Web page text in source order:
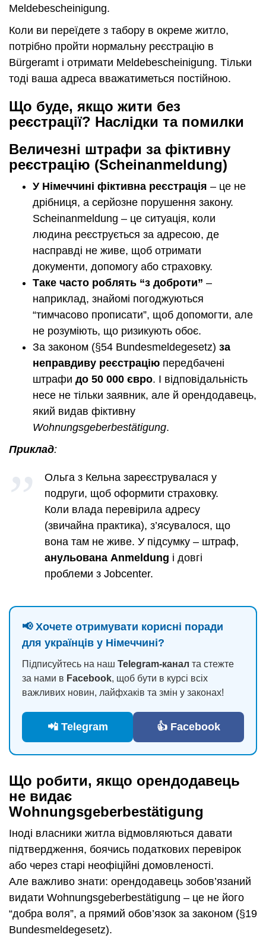
Meldebescheinigung.
Коли ви переїдете з табору в окреме житло,
потрібно пройти нормальну реєстрацію в
Bürgeramt і отримати Meldebescheinigung. Тільки
тоді ваша адреса вважатиметься постійною.
Що буде, якщо жити без
реєстрації? Наслідки та помилки
Величезні штрафи за фіктивну
реєстрацію (Scheinanmeldung)
У Німеччині фіктивна реєстрація – це не
дрібниця, а серйозне порушення закону.
Scheinanmeldung – це ситуація, коли
людина реєструється за адресою, де
насправді не живе, щоб отримати
документи, допомогу або страховку.
Таке часто роблять “з доброти” –
наприклад, знайомі погоджуються
“тимчасово прописати”, щоб допомогти, але
не розуміють, що ризикують обоє.
За законом (§54 Bundesmeldegesetz) за
неправдиву реєстрацію передбачені
штрафи до 50 000 євро. І відповідальність
несе не тільки заявник, але й орендодавець,
який видав фіктивну
Wohnungsgeberbestätigung.
Приклад:
Ольга з Кельна зареєструвалася у
подруги, щоб оформити страховку.
Коли влада перевірила адресу
(звичайна практика), з’ясувалося, що
вона там не живе. У підсумку – штраф,
анульована Anmeldung і довгі
проблеми з Jobcenter.
📢 Хочете отримувати корисні поради
для українців у Німеччині?
Підписуйтесь на наш Telegram-канал та стежте
за нами в Facebook, щоб бути в курсі всіх
важливих новин, лайфхаків та змін у законах!
📲 Telegram 👍 Facebook
Що робити, якщо орендодавець
не видає
Wohnungsgeberbestätigung
Іноді власники житла відмовляються давати
підтвердження, боячись податкових перевірок
або через старі неофіційні домовленості.
Але важливо знати: орендодавець зобов’язаний
видати Wohnungsgeberbestätigung – це не його
“добра воля”, а прямий обов’язок за законом (§19
Bundesmeldegesetz).